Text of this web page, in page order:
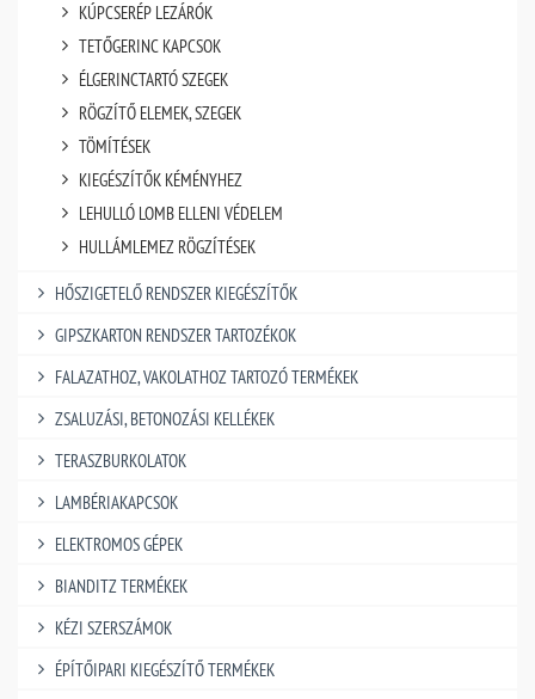
KÚPCSERÉP LEZÁRÓK
TETŐGERINC KAPCSOK
ÉLGERINCTARTÓ SZEGEK
RÖGZÍTŐ ELEMEK, SZEGEK
TÖMÍTÉSEK
KIEGÉSZÍTŐK KÉMÉNYHEZ
LEHULLÓ LOMB ELLENI VÉDELEM
HULLÁMLEMEZ RÖGZÍTÉSEK
HŐSZIGETELŐ RENDSZER KIEGÉSZÍTŐK
GIPSZKARTON RENDSZER TARTOZÉKOK
FALAZATHOZ, VAKOLATHOZ TARTOZÓ TERMÉKEK
ZSALUZÁSI, BETONOZÁSI KELLÉKEK
TERASZBURKOLATOK
LAMBÉRIAKAPCSOK
ELEKTROMOS GÉPEK
BIANDITZ TERMÉKEK
KÉZI SZERSZÁMOK
ÉPÍTŐIPARI KIEGÉSZÍTŐ TERMÉKEK